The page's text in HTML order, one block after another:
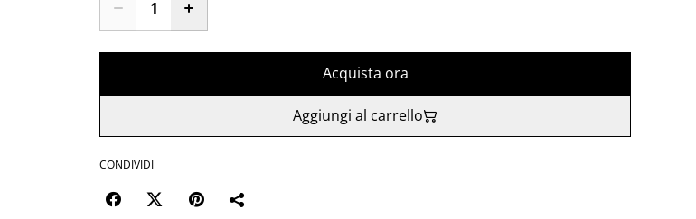
Acquista ora
Aggiungi al carrello
CONDIVIDI